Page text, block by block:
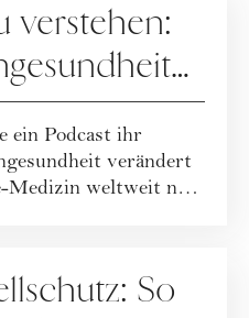
verstehen:
wird
ein Podcast ihr
verändert
Medizin weltweit neu
So